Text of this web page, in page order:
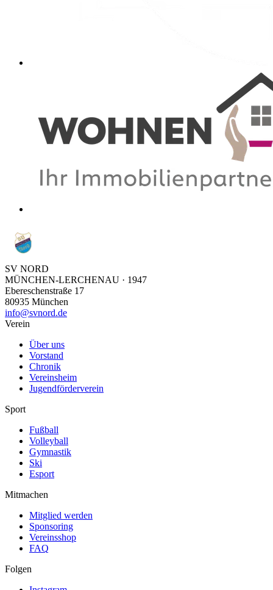
SV NORD
MÜNCHEN-LERCHENAU · 1947
Ebereschenstraße 17
80935 München
info@svnord.de
Verein
Über uns
Vorstand
Chronik
Vereinsheim
Jugendförderverein
Sport
Fußball
Volleyball
Gymnastik
Ski
Esport
Mitmachen
Mitglied werden
Sponsoring
Vereinsshop
FAQ
Folgen